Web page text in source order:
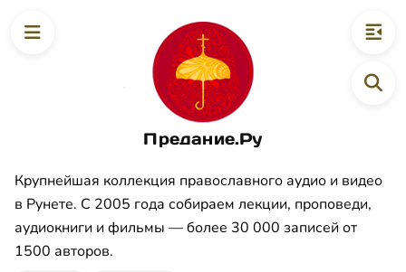
Предание.Ру
Крупнейшая коллекция православного аудио и видео
в Рунете. С 2005 года собираем лекции, проповеди,
аудиокниги и фильмы — более 30 000 записей от
1500 авторов.